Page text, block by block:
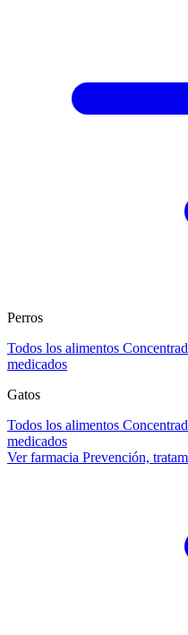
Perros
Todos los alimentos
medicados
Gatos
Todos los alimentos
medicados
Ver farmacia Prevención,